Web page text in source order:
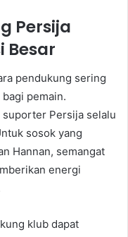
Persija
Besar
pendukung sering
pemain.
Persija selalu
sosok yang
Hannan, semangat
energi
klub dapat